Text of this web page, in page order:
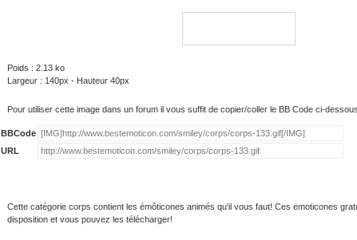
Poids : 2.13 ko
Largeur : 140px - Hauteur 40px
Pour utiliser cette image dans un forum il vous suffit de copier/coller le BB Code ci-
BBCode
URL
Cette catégorie corps contient les émôticones animés qu'il vous faut! Ces emoticones
disposition et vous pouvez les télécharger!